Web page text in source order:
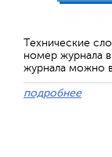
Технические
номер журнала
журнала можно
подробнее